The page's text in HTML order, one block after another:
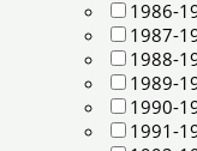
1986-
1987-
1988-
1989-
1990-
1991-